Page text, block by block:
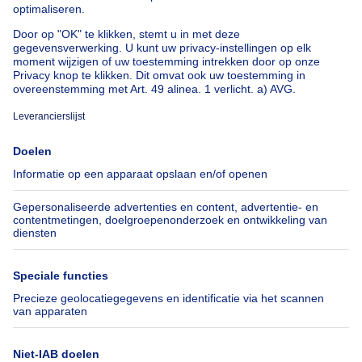
Huis te koop Spanje
Huis te koop Luxemburg
Huis te koop Nederland
Over
Immoweb
Pers
Jobs
Axel Springer Group
SeLoger.com
Immowelt.de
Tools
Belfius
Verzekeringen
Verhuis checklist
Hulp
Veelgestelde vragen
Volg ons